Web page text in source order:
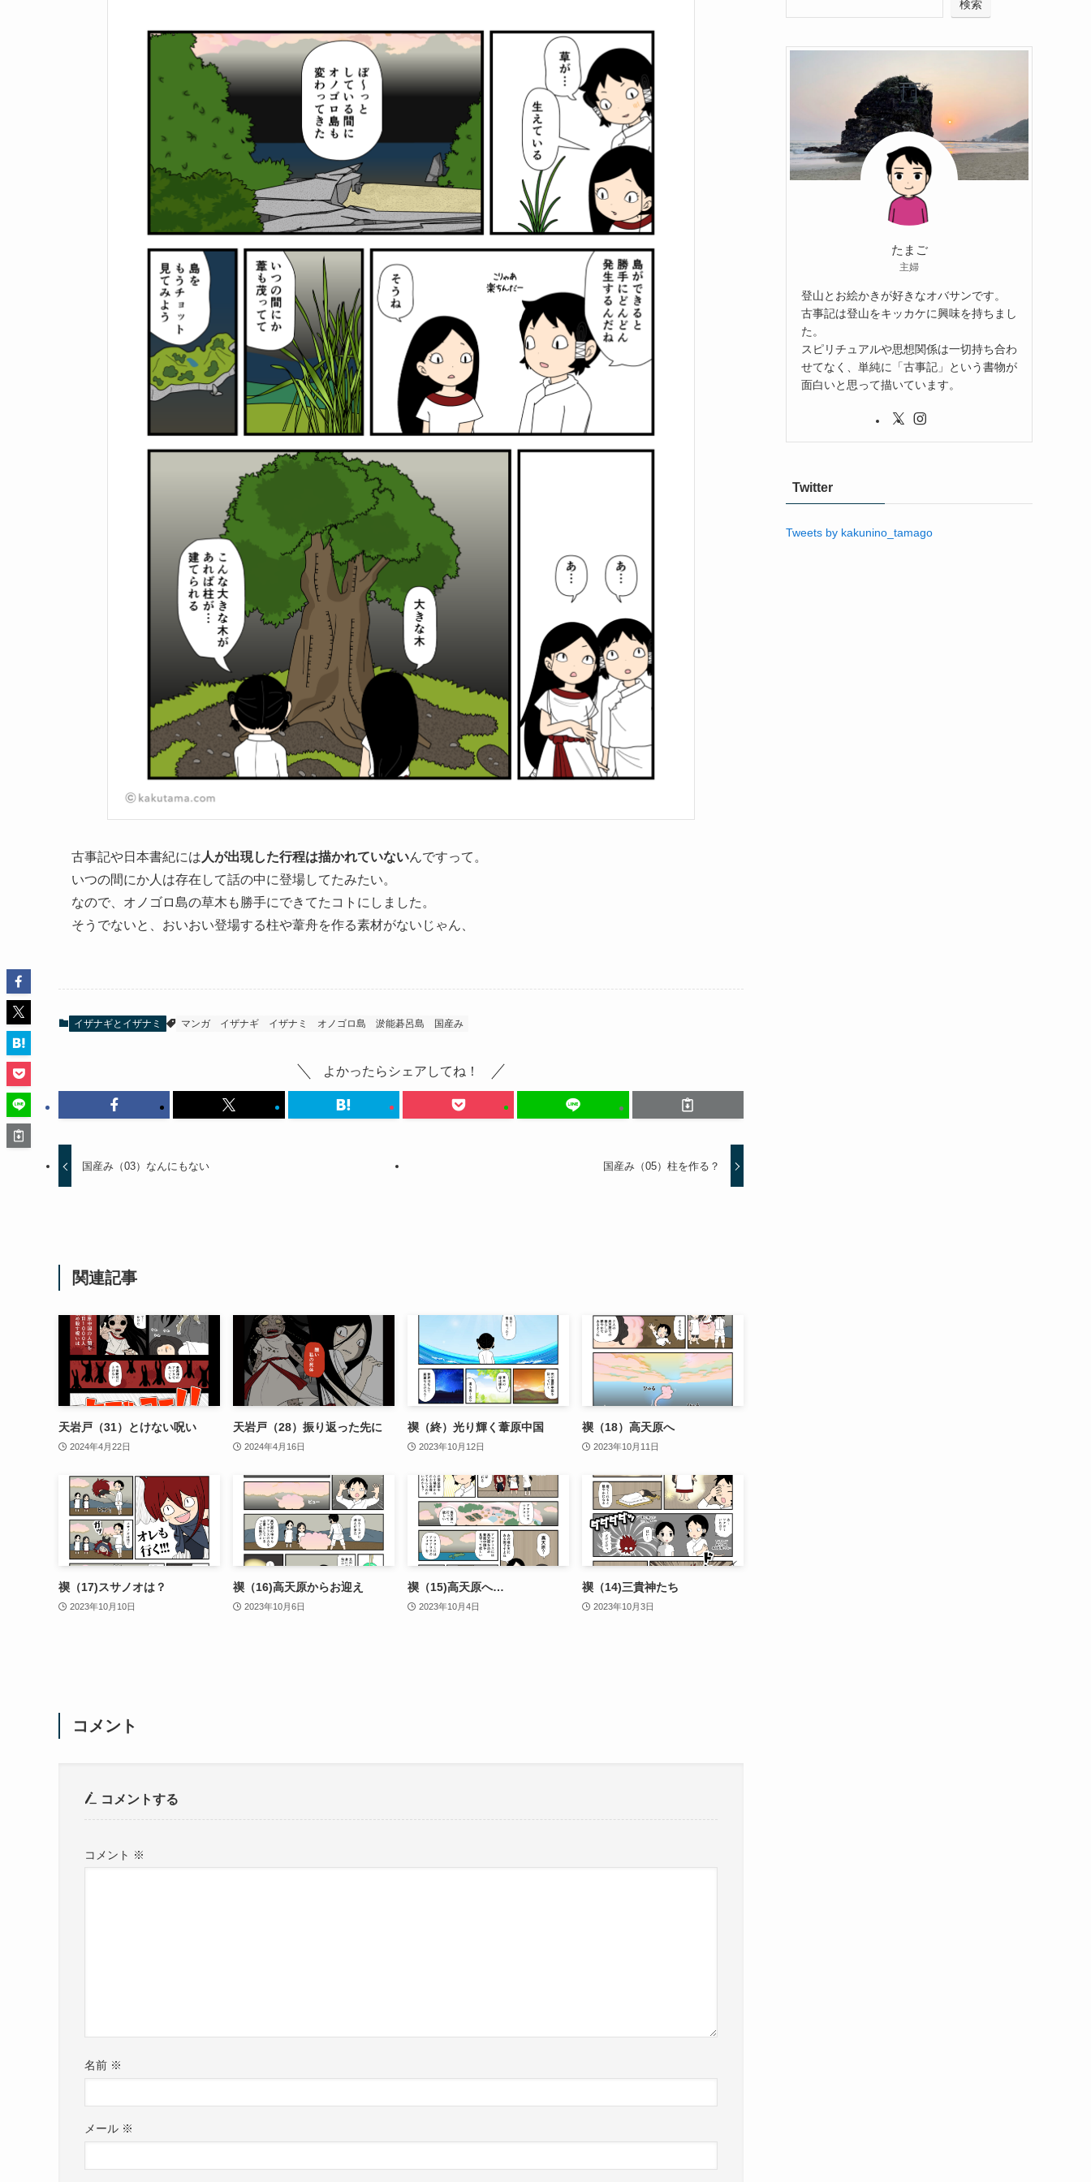
古事記や日本書紀には人が出現した行程は描かれていないんですって。
いつの間にか人は存在して話の中に登場してたみたい。
なので、オノゴロ島の草木も勝手にできてたコトにしました。
そうでないと、おいおい登場する柱や葦舟を作る素材がないじゃん、
イザナギとイザナミ マンガ イザナギ イザナミ オノゴロ島 淤能碁呂島 国産み
よかったらシェアしてね！
国産み（03）なんにもない 国産み（05）柱を作る？
関連記事
天岩戸（31）とけない呪い
2024年4月22日
天岩戸（28）振り返った先に
2024年4月16日
禊（終）光り輝く葦原中国
2023年10月12日
禊（18）高天原へ
2023年10月11日
禊（17)スサノオは？
2023年10月10日
禊（16)高天原からお迎え
2023年10月6日
禊（15)高天原へ…
2023年10月4日
禊（14)三貴神たち
2023年10月3日
コメント
コメントする
コメント ※
名前 ※
メール ※
検索
たまご
主婦
登山とお絵かきが好きなオバサンです。
古事記は登山をキッカケに興味を持ちまし
た。
スピリチュアルや思想関係は一切持ち合わ
せてなく、単純に「古事記」という書物が
面白いと思って描いています。
Twitter
Tweets by kakunino_tamago